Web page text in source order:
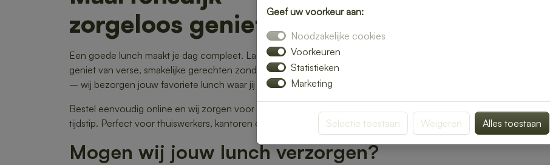
zorgeloos genieten
Een goede lunch maakt je dag compleet. Laat je lunch bezorgen in Sint-Maartensdijk en
geniet van verse, smakelijke gerechten zonder gedoe. Van luxe broodjes tot gezonde bowls
– wij bezorgen jouw favoriete lunch waar jij maar wilt.
Bestel eenvoudig online en wij zorgen voor een snelle bezorging op het door jou gekozen
tijdstip. Perfect voor thuiswerkers, kantoren of gewoon een ontspannen lunchmoment.
Mogen wij jouw lunch verzorgen?
Geef uw voorkeur aan:
Noodzakelijke cookies
Voorkeuren
Statistieken
Marketing
Selectie toestaan Weigeren Alles toestaan